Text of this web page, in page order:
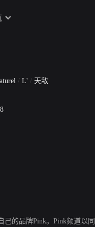
/ L' / 天敌
己的品牌Pink。Pink频道